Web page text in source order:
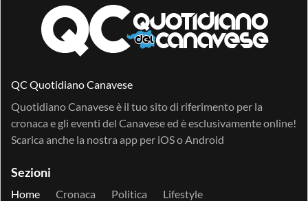
QC Quotidiano Canavese
Quotidiano Canavese è il tuo sito di riferimento per la
cronaca e gli eventi del Canavese ed è esclusivamente online!
Scarica anche la nostra app per iOSo Android
Sezioni
Home Cronaca Politica
Lifestyle